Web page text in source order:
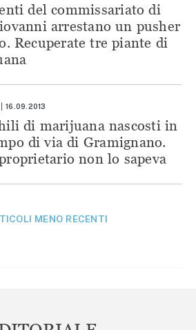
del commissariato di
arrestano un pusher
Recuperate tre piante di
16.09.2013
di marijuana nascosti in
di via di Gramignano.
non lo sapeva
MENO RECENTI